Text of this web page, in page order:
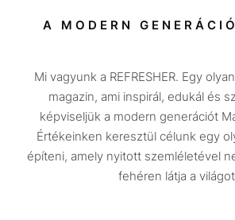
Társadalom
Utazás
Életmód
Design
Beszélgetések
A MODERN
Mi vagyunk a REFRESHER. Egy
magazin, ami inspirál, edukál és
képviseljük a modern generációt
Értékeinken keresztül célunk egy
építeni, amely nyitott szemléletével
fehéren látja a